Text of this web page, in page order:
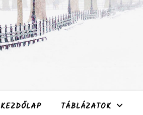
KEZDŐLAP TÁBLÁZATOK